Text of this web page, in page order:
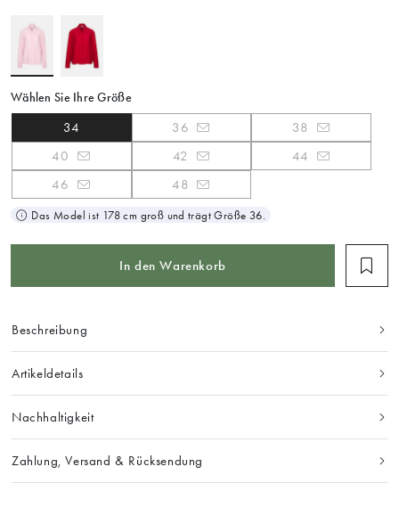
Wählen Sie Ihre Größe
34 36
38
40
42
44
46
48
Das Model ist 178 cm groß und trägt Größe 36.
In den Warenkorb
Beschreibung
Artikeldetails
Nachhaltigkeit
Zahlung, Versand & Rücksendung